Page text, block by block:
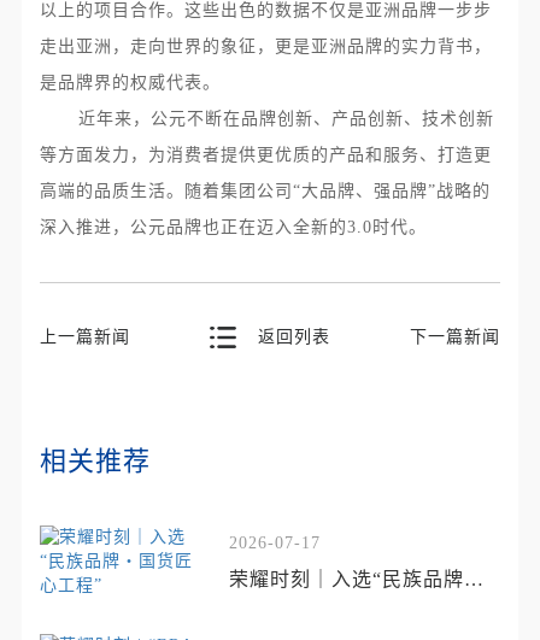
以上的项目合作。这些出色的数据不仅是亚洲品牌一步步
走出亚洲，走向世界的象征，更是亚洲品牌的实力背书，
是品牌界的权威代表。
近年来，公元不断在品牌创新、产品创新、技术创新
等方面发力，为消费者提供更优质的产品和服务、打造更
高端的品质生活。随着集团公司“大品牌、强品牌”战略的
深入推进，公元品牌也正在迈入全新的3.0 时代。
上一篇新闻 返回列表 下一篇新闻
相关推荐
2026-07-17
荣耀时刻｜入选“民族品牌・